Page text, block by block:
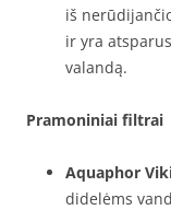
iš
ir yra
valandą.
Pramoniniai filtrai
Aquaphor
didelėms